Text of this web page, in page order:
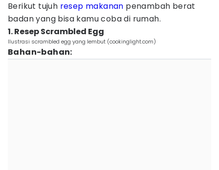
Berikut tujuh resep makanan penambah berat
badan yang bisa kamu coba di rumah.
1. Resep Scrambled Egg
Ilustrasi scrambled egg yang lembut (cookinglight.com)
Bahan-bahan: